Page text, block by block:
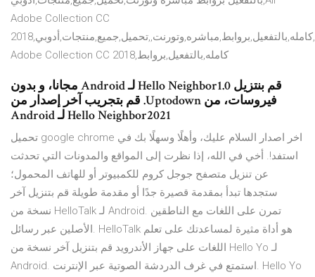
Adobe Collection CC
2018,كامله,بالتفعيل,بروابط,مباشره,وتورنت,,تحميل,جميع,منتجات,أدوبي,All
Adobe Collection CC 2018,كامله,بالتفعيل,بروابط
‫قم بنتزيل Hello Neighbor1.0 لـ Android مجانا، و بدون
فيروسات، من Uptodown. قم بتجريب آخر إصدار من
Hello Neighbor2021 لـ Android
تحميل google chrome اخر اصدار السلام عليك، وأهلًا وسهلًا بك في
استفد!. أخي في الله، إذا نظرت إلى المواقع والمدونات التي تحدثت
عن تنزيل متصفح جوجل كروم للكمبيوتر أو للهاتف المحمول؛
ستجدها تبدأ بمقدمة قصيرة جدًا أو مقدمة طويلة قم بتنزيل آخر
نسخة من HelloTalk لـ Android. تمرن على اللغات مع الناطقين
الأصلين عبر رسائل. HelloTalk هو أداة مثيرة لمساعدتك على تعلم
اللغات على جهاز الأندرويد قم بتنزيل آخر نسخة من Hello Yo لـ
Android. استمتع في غرف الدردشة الصوتية عبر الإنترنت. Hello Yo